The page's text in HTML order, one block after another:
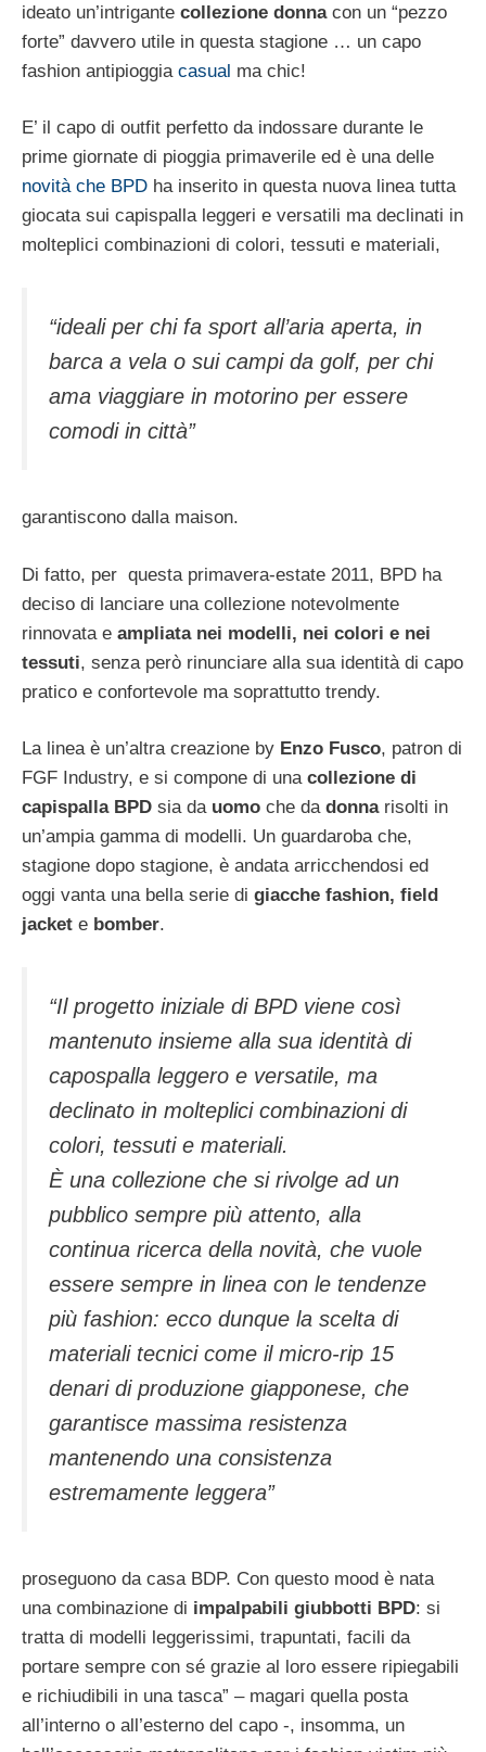
ideato un’intrigante collezione donnacon un “pezzo
forte” davvero utile in questa stagione … un capo
fashion antipioggia casual ma chic!
E’ il capo di outfit perfetto da indossare durante le
prime giornate di pioggia primaverile ed è una delle
novità che BPD ha inserito in questa nuova linea tutta
giocata sui capispalla leggeri e versatili ma declinati in
molteplici combinazioni di colori, tessuti e materiali,
“ideali per chi fa sport all’aria aperta, in
barca a vela o sui campi da golf, per chi
ama viaggiare in motorino per essere
comodi in città”
garantiscono dalla maison.
Di fatto, per questa primavera-estate 2011, BPD ha
deciso di lanciare una collezione notevolmente
rinnovata e ampliata nei modelli, nei colori e nei
tessuti, senza però rinunciare alla sua identità di capo
pratico e confortevole ma soprattutto trendy.
La linea è un’altra creazione by Enzo Fusco, patron di
FGF Industry, e si compone di una collezione di
capispalla BPD sia dauomo che da donna risolti in
un’ampia gamma di modelli. Un guardaroba che,
stagione dopo stagione, è andata arricchendosi ed
oggi vanta una bella serie di giacche fashion, field
jacket e bomber.
“Il progetto iniziale di BPD viene così
mantenuto insieme alla sua identità di
capospalla leggero e versatile, ma
declinato in molteplici combinazioni di
colori, tessuti e materiali.
È una collezione che si rivolge ad un
pubblico sempre più attento, alla
continua ricerca della novità, che vuole
essere sempre in linea con le tendenze
più fashion: ecco dunque la scelta di
materiali tecnici come il micro-rip 15
denari di produzione giapponese, che
garantisce massima resistenza
mantenendo una consistenza
estremamente leggera”
proseguono da casa BDP. Con questo mood è nata
una combinazione di impalpabili giubbotti BPD: si
tratta di modelli leggerissimi, trapuntati, facili da
portare sempre con sé grazie al loro essere ripiegabili
e richiudibili in una tasca” – magari quella posta
all’interno o all’esterno del capo -, insomma, un